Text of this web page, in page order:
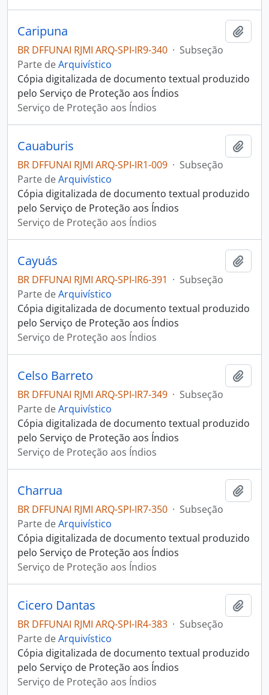
Caripuna
BR DFFUNAI RJMI ARQ-SPI-IR9-340 · Subseção
Parte deArquivístico
Cópia digitalizada de documento textual produzido
pelo Serviço de Proteção aos Índios
Serviço de Proteção aos Índios
Cauaburis
BR DFFUNAI RJMI ARQ-SPI-IR1-009 · Subseção
Parte deArquivístico
Cópia digitalizada de documento textual produzido
pelo Serviço de Proteção aos Índios
Serviço de Proteção aos Índios
Cayuás
BR DFFUNAI RJMI ARQ-SPI-IR6-391 · Subseção
Parte deArquivístico
Cópia digitalizada de documento textual produzido
pelo Serviço de Proteção aos Índios
Serviço de Proteção aos Índios
Celso Barreto
BR DFFUNAI RJMI ARQ-SPI-IR7-349 · Subseção
Parte deArquivístico
Cópia digitalizada de documento textual produzido
pelo Serviço de Proteção aos Índios
Serviço de Proteção aos Índios
Charrua
BR DFFUNAI RJMI ARQ-SPI-IR7-350 · Subseção
Parte deArquivístico
Cópia digitalizada de documento textual produzido
pelo Serviço de Proteção aos Índios
Serviço de Proteção aos Índios
Cicero Dantas
BR DFFUNAI RJMI ARQ-SPI-IR4-383 · Subseção
Parte deArquivístico
Cópia digitalizada de documento textual produzido
pelo Serviço de Proteção aos Índios
Serviço de Proteção aos Índios